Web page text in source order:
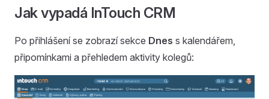
Jak vypadá InTouch CRM
Po přihlášení se zobrazí sekce Dnes s kalendářem,
připomínkami a přehledem aktivity kolegů: